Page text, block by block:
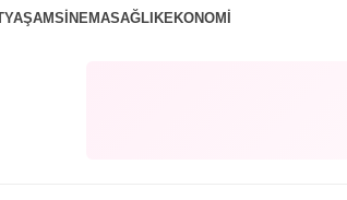
YAŞAMSİNEMASAĞLIKEKONOMİ